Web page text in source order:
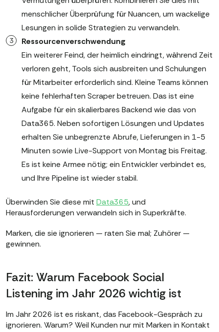
menschlicher Überprüfung für Nuancen, um wackelige
Lesungen in solide Strategien zu verwandeln.
Ressourcenverschwendung
Ein weiterer Feind, der heimlich eindringt, während Zeit
verloren geht, Tools sich ausbreiten und Schulungen
für Mitarbeiter erforderlich sind. Kleine Teams können
keine fehlerhaften Scraper betreuen. Das ist eine
Aufgabe für ein skalierbares Backend wie das von
Data365. Neben sofortigen Lösungen und Updates
erhalten Sie unbegrenzte Abrufe, Lieferungen in 1-5
Minuten sowie Live-Support von Montag bis Freitag.
Es ist keine Armee nötig; ein Entwickler verbindet es,
und Ihre Pipeline ist wieder stabil.
Überwinden Sie diese mit Data365, und
Herausforderungen verwandeln sich in Superkräfte.
Marken, die sie ignorieren — raten Sie mal; Zuhörer —
gewinnen.
Fazit: Warum Facebook Social
Listening im Jahr 2026 wichtig ist
Im Jahr 2026 ist es riskant, das Facebook-Gespräch zu
ignorieren. Warum? Weil Kunden nur mit Marken in Kontakt